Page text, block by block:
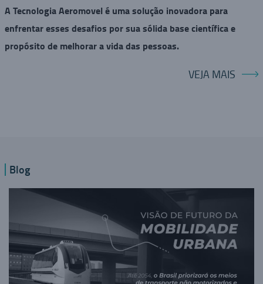
A Tecnologia Aeromovel é uma solução inovadora para
enfrentar esses desafios por sua sólida base científica e
propósito de melhorar a vida das pessoas.
VEJA MAIS
Blog